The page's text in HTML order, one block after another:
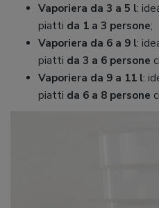
Vaporiera da 3 a 5 l:
piatti da 1 a 3 persone;
Vaporiera da 6 a 9 l:
piatti da 3 a 6 persone
Vaporiera da 9 a 11 l:
piatti da 6 a 8 persone